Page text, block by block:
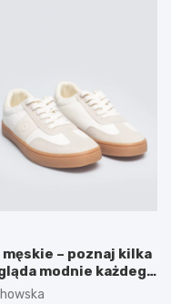
– poznaj kilka
modnie każdego